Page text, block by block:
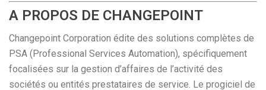
A PROPOS DE CHANGEPOINT
Changepoint Corporation édite des solutions complètes de
PSA (Professional Services Automation), spécifiquement
focalisées sur la gestion d’affaires de l’activité des
sociétés ou entités prestataires de service. Le progiciel de